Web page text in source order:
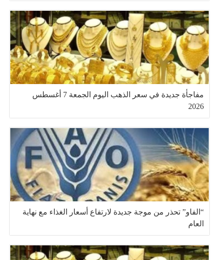
مفاجأة جديدة في سعر الذهب اليوم الجمعة 7 أغسطس
2026
“الفاو” تحذر من موجة جديدة لارتفاع أسعار الغذاء مع نهاية
العام